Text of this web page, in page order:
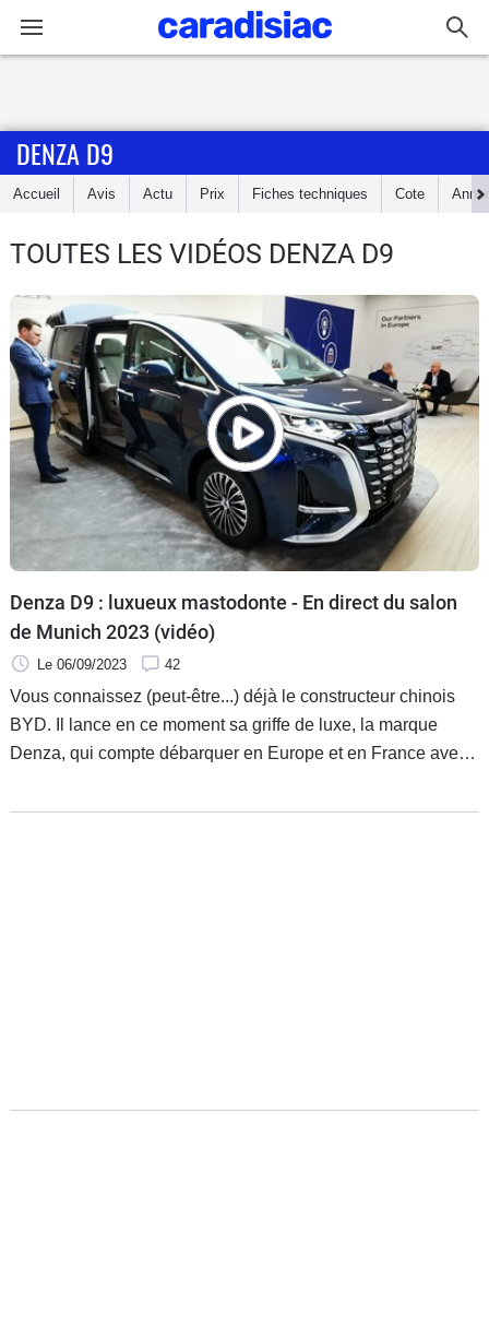
Accueil
Essais
Guide
d'achat
Electriques
Utilitaires
Flottes
Auto
Services
Forum
Moto
Marques
DENZA D9
Accueil Avis Actu Prix Fiches techniques Cote
TOUTES LES VIDÉOS DENZA D9
Denza D9 : luxueux mastodonte - En direct du salon
de Munich 2023 (vidéo)
Le 06/09/2023 42
Vous connaissez (peut-être...) déjà le constructeur chinois
BYD. Il lance en ce moment sa griffe de luxe, la marque
Denza, qui compte débarquer en Europe et en France avec
mastodonte de 5,25 m de long, pas vraiment adapté à notre